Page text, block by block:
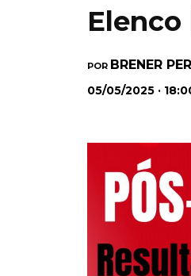
POR BRENER
05/05/2025 ·